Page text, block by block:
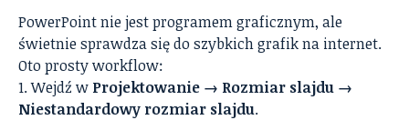
PowerPoint nie jest programem graficznym, ale
świetnie sprawdza się do szybkich grafik na internet.
Oto prosty workflow:
Wejdź w Projektowanie → Rozmiar slajdu →
Niestandardowy rozmiar slajdu.